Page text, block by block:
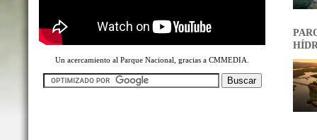
Un acercamiento al Parque Nacional, gracias a CMMEDIA.